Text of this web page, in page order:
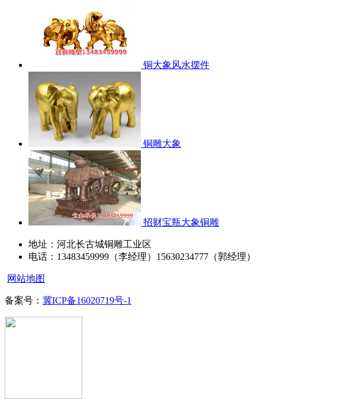
铜大象风水摆件
铜雕大象
招财宝瓶大象铜雕
地址：河北长古城铜雕工业区
电话：13483459999（李经理）15630234777（郭经理）
网站地图
备案号： 冀ICP备16020719号-1